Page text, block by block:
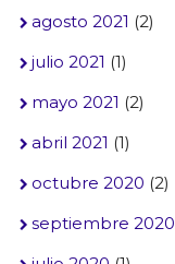
agosto 2021 (2)
julio 2021 (1)
mayo 2021 (2)
abril 2021 (1)
octubre 2020 (2)
septiembre 2020